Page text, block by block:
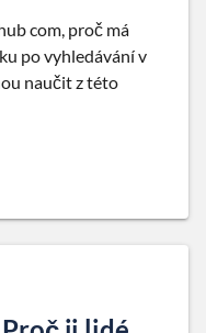
com, proč má
po vyhledávání v
naučit z této